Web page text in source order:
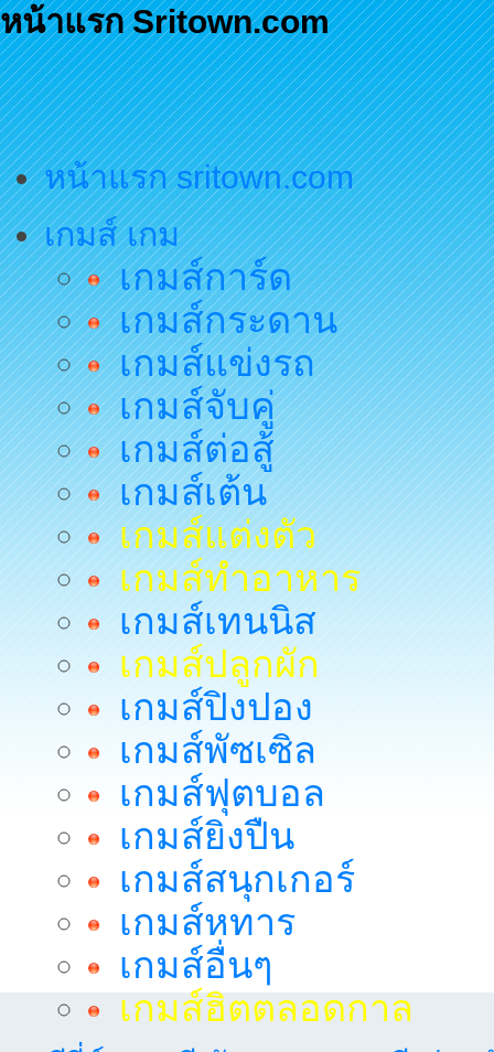
หน้าแรก Sritown.com
หน้าแรก sritown.com
เกมส์ เกม
เกมส์การ์ด
เกมส์กระดาน
เกมส์แข่งรถ
เกมส์จับคู่
เกมส์ต่อสู้
เกมส์เต้น
เกมส์แต่งตัว
เกมส์ทำอาหาร
เกมส์เทนนิส
เกมส์ปลูกผัก
เกมส์ปิงปอง
เกมส์พัซเซิล
เกมส์ฟุตบอล
เกมส์ยิงปืน
เกมส์สนุกเกอร์
เกมส์หทาร
เกมส์อื่นๆ
เกมส์ฮิตตลอดกาล